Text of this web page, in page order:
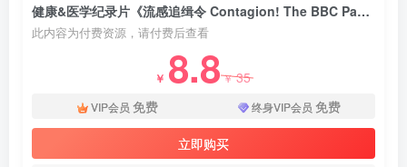
健康&医学纪录片《流感追缉令 Contagion! The BBC Pandemic Cressida Kinnear》下载
此内容为付费资源，请付费后查看
￥ 8.8￥35
VIP会员 免费 终身VIP会员 免费
立即购买